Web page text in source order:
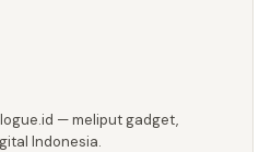
— meliput gadget,
Indonesia.